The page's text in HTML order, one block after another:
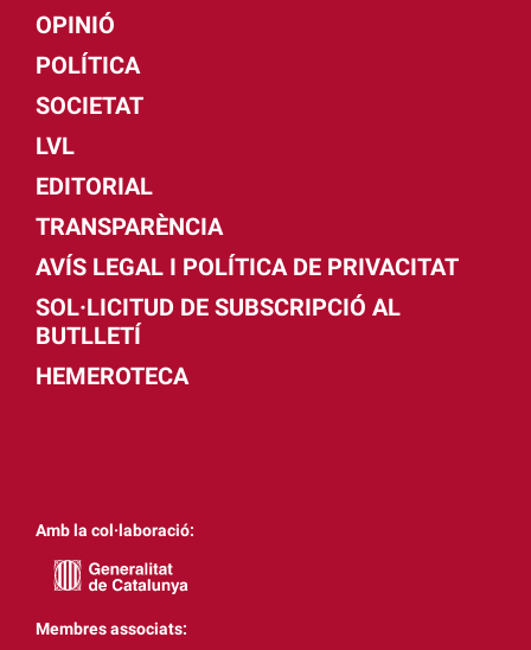
OPINIÓ
POLÍTICA
SOCIETAT
LVL
EDITORIAL
TRANSPARÈNCIA
AVÍS LEGAL I POLÍTICA DE PRIVACITAT
SOL·LICITUD DE SUBSCRIPCIÓ AL
BUTLLETÍ
HEMEROTECA
Amb la col·laboració:
Membres associats: